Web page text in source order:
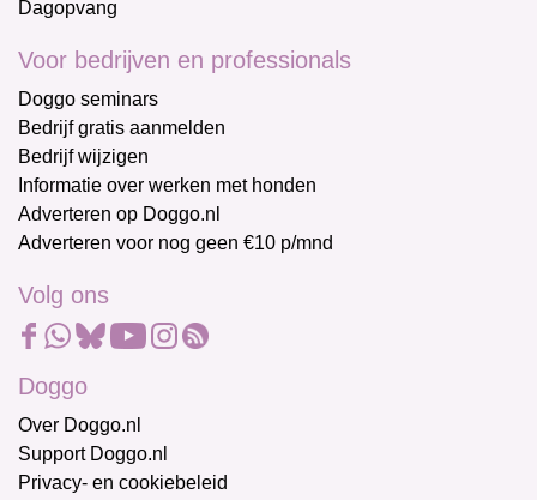
Dagopvang
Voor bedrijven en professionals
Doggo seminars
Bedrijf gratis aanmelden
Bedrijf wijzigen
Informatie over werken met honden
Adverteren op Doggo.nl
Adverteren voor nog geen €10 p/mnd
Volg ons
Doggo
Over Doggo.nl
Support Doggo.nl
Privacy- en cookiebeleid